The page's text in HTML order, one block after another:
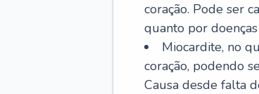
coração. Pode ser
quanto por
Miocardite, no
coração, podendo
Causa desde falta